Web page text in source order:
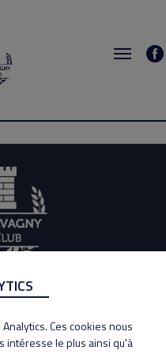
08-04 15:30
Salvagny
88 48
Ces cookies nous
intéresse le plus ainsi qu'à